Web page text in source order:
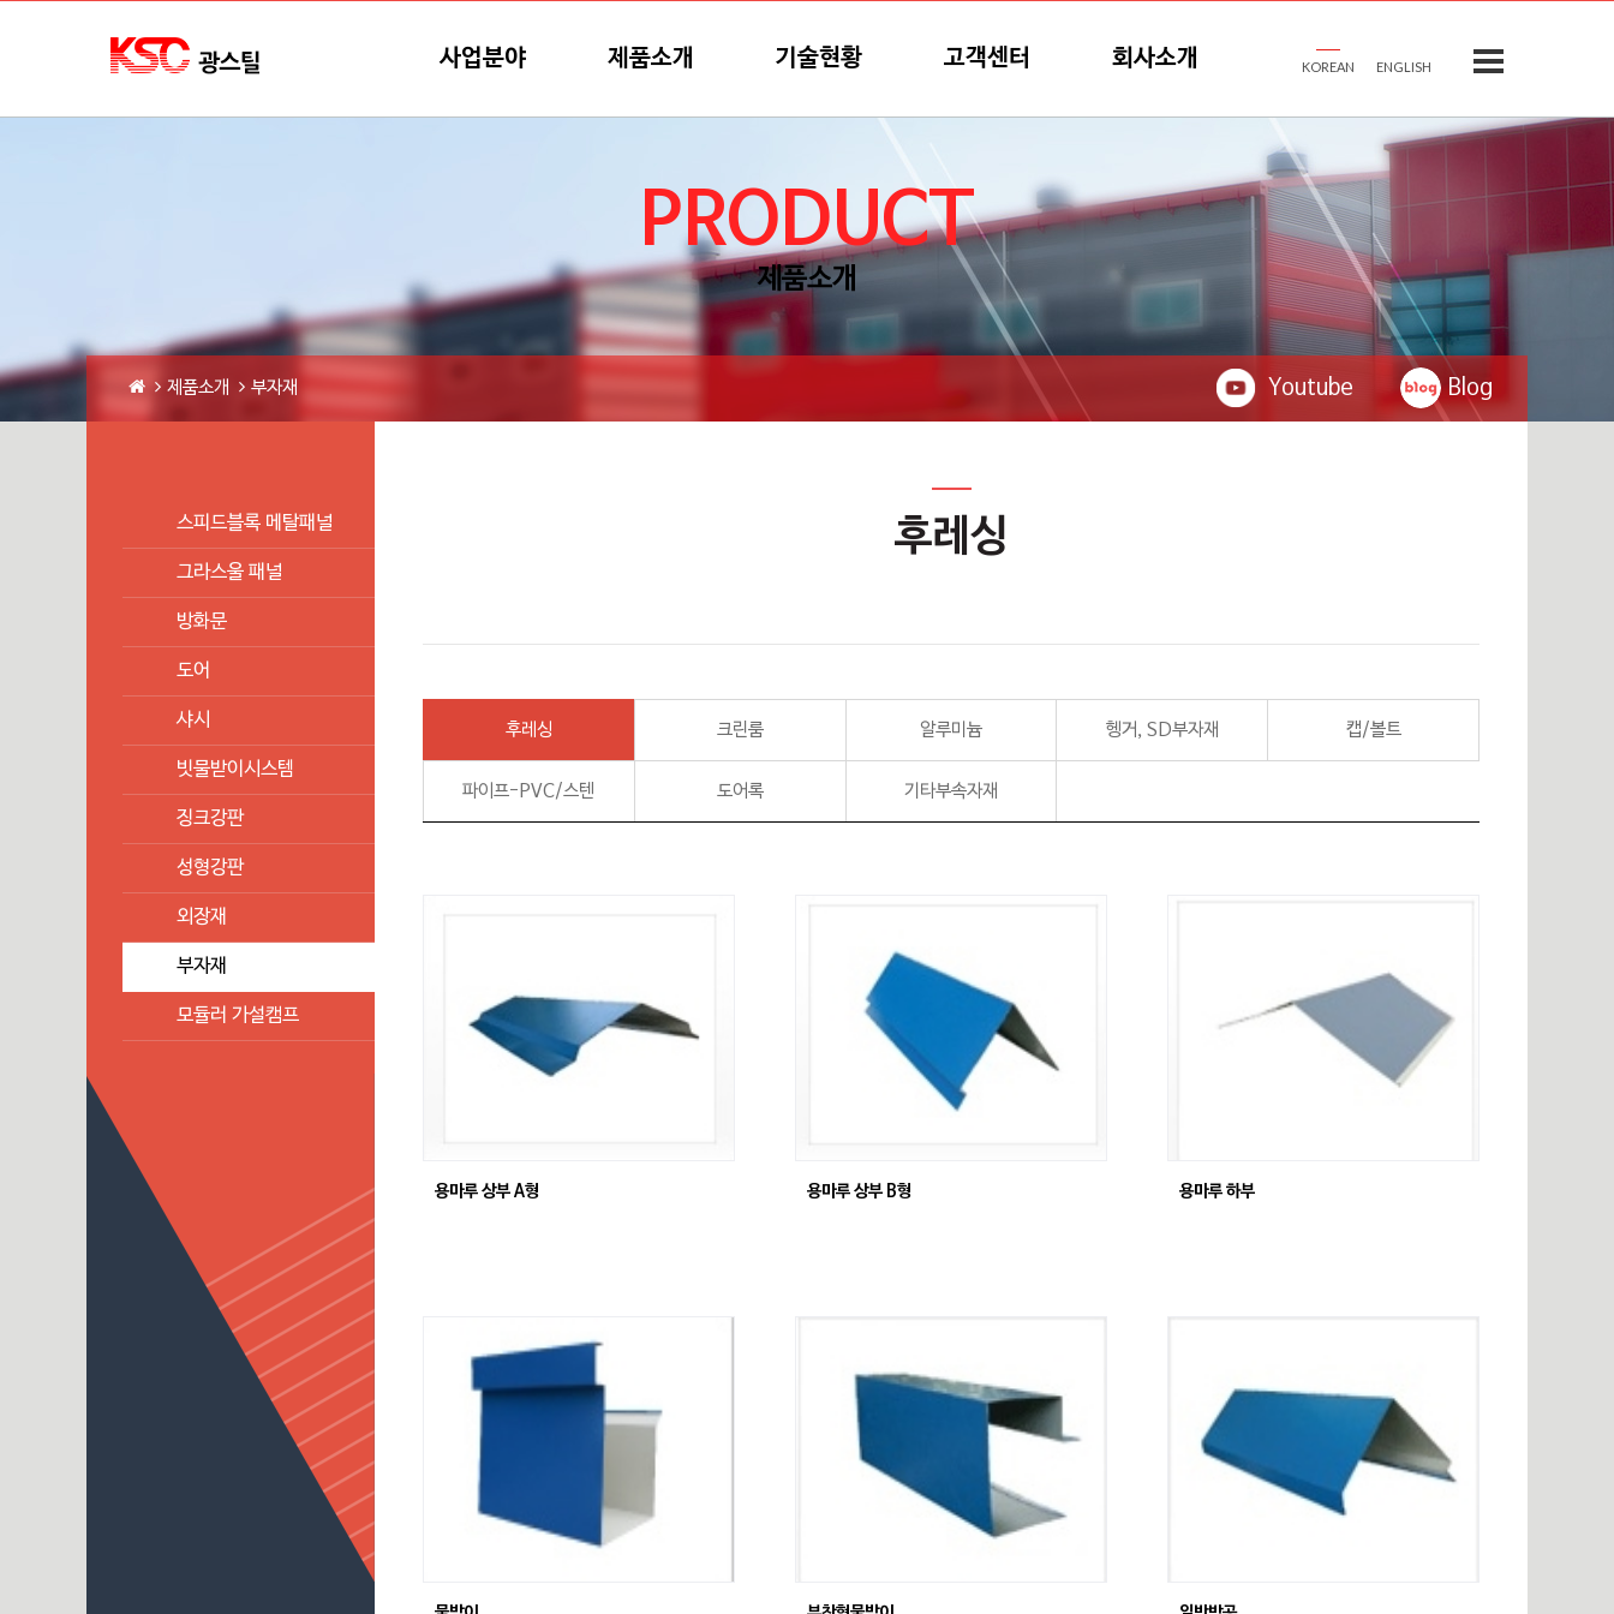
KOREAN ENGLISH
사업분야 제품소개 기술현황 고객센터 회사소개
PRODUCT
제품소개
스피드블록 메탈패널
그라스울 패널
방화문
도어
샤시
빗물받이시스템
징크강판
성형강판
외장재
부자재
모듈러 가설캠프
제품소개 부자재 Youtube Blog
후레싱
후레싱 크린룸 알루미늄 헹거, SD부자재 캡/볼트
파이프-PVC/스텐 도어록 기타부속자재
용마루 상부 A형 용마루 상부 B형 용마루 하부